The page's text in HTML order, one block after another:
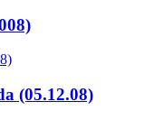
(05.12.08)